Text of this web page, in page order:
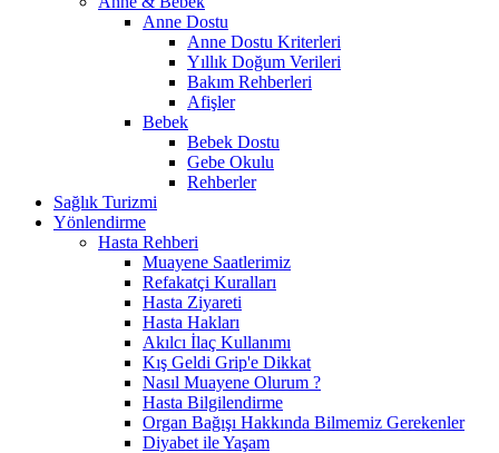
Anne Dostu
Anne Dostu Kriterleri
Yıllık Doğum Verileri
Bakım Rehberleri
Afişler
Bebek
Bebek Dostu
Gebe Okulu
Rehberler
Sağlık Turizmi
Yönlendirme
Hasta Rehberi
Muayene Saatlerimiz
Refakatçi Kuralları
Hasta Ziyareti
Hasta Hakları
Akılcı İlaç Kullanımı
Kış Geldi Grip'e Dikkat
Nasıl Muayene Olurum ?
Hasta Bilgilendirme
Organ Bağışı Hakkında Bilmemiz Gerekenler
Diyabet ile Yaşam